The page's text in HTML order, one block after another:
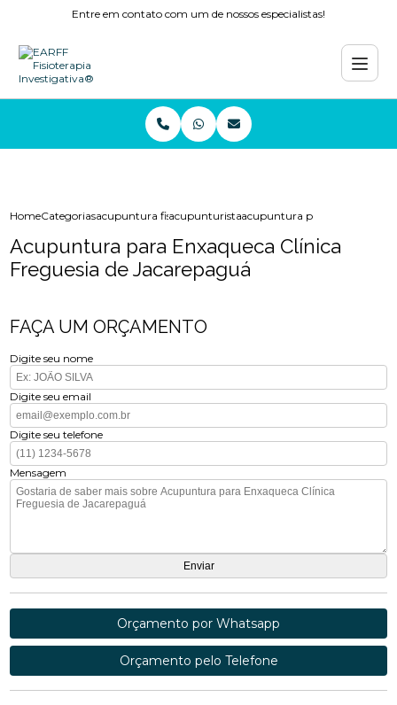
Entre em contato com um de nossos especialistas!
HomeCategoriasacupuntura fisioterapia
acupunturistaacupuntura para enxaqueca
Acupuntura para Enxaqueca Clínica
Freguesia de Jacarepaguá
FAÇA UM ORÇAMENTO
Digite seu nome
Digite seu email
Digite seu telefone
Mensagem
Orçamento por Whatsapp
Orçamento pelo Telefone